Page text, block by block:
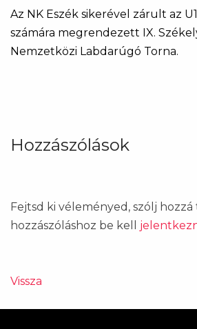
Az NK Eszék sikerével zárult az
számára megrendezett IX.
Nemzetközi Labdarúgó Torna.
Hozzászólások
Fejtsd ki véleményed, szólj hozzá
hozzászóláshoz be kell
Vissza